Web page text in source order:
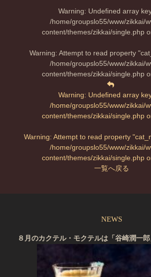
Warning: Undefined array
/home/groupslo55/www/zikkai/
content/themes/zikkai/single.php
Warning: Attempt to read property
/home/groupslo55/www/zikkai/
content/themes/zikkai/single.php
Warning: Undefined array
/home/groupslo55/www/zikkai/
content/themes/zikkai/single.php
Warning: Attempt to read property
/home/groupslo55/www/zikkai/
content/themes/zikkai/single.php
一覧へ戻る
NEWS
８月のカクテル・モクテルは「谷崎潤一郎